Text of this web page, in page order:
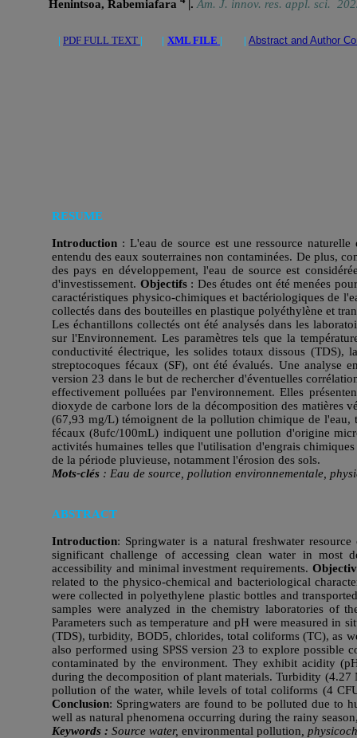
RESUME
Introduction : L'eau de source est une ressource
entendu des eaux souterraines non contaminées. De plus,
des pays en développement, l'eau de source est
d'investissement. Objectifs: Des études ont été menées
caractéristiques physico-chimiques et bactériologiques de
collectés dans des bouteilles en plastique polyéthylène et
Les échantillons collectés ont été analysés dans les
sur l'Environnement. Les paramètres tels que la
conductivité électrique, les solides totaux dissous
streptocoques fécaux (SF), ont été évalués. Une analyse
version 23 dans le but de rechercher d'éventuelles
effectivement polluées par l'environnement. Elles
dioxyde de carbone lors de la décomposition des matières
(67,93 mg/L) témoignent de la pollution chimique de l'eau,
fécaux (8ufc/100mL) indiquent une pollution d'origine
activités humaines telles que l'utilisation d'engrais
de la période pluvieuse, notamment l'érosion des sols.
Mots-clés : Eau de source, pollution environnementale,
ABSTRACT
Introduction: Springwater is a natural freshwater
significant challenge of accessing clean water in most
accessibility and minimal investment requirements.
related to the physico-chemical and bacteriological
were collected in polyethylene plastic bottles and
samples were analyzed in the chemistry laboratories of
Parameters such as temperature and pH were measured in
(TDS), turbidity, BOD5, chlorides, total coliforms (TC), as
also performed using SPSS version 23 to explore possible
contaminated by the environment. They exhibit acidity
during the decomposition of plant materials. Turbidity
pollution of the water, while levels of total coliforms (4
Conclusion: Springwaters are found to be polluted due to
well as natural phenomena occurring during the rainy
Keywords : Source water, environmental pollution ,
Henintsoa, Rabemiafara |. Am. J. innov. res. appl. sci.
| PDF FULL TEXT | | XML FILE | | Abstract and Author